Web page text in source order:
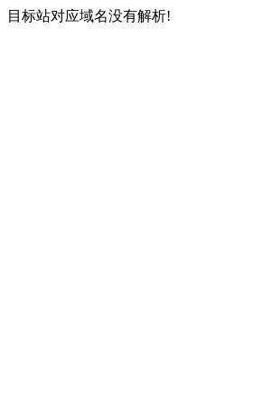
目标站对应域名没有解析!